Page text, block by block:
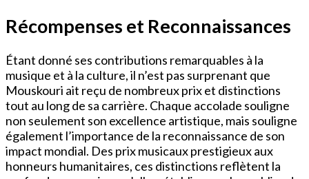
Récompenses et Reconnaissances
Étant donné ses contributions remarquables à la
musique et à la culture, il n’est pas surprenant que
Mouskouri ait reçu de nombreux prix et distinctions
tout au long de sa carrière. Chaque accolade souligne
non seulement son excellence artistique, mais souligne
également l’importance de la reconnaissance de son
impact mondial. Des prix musicaux prestigieux aux
honneurs humanitaires, ces distinctions reflètent la